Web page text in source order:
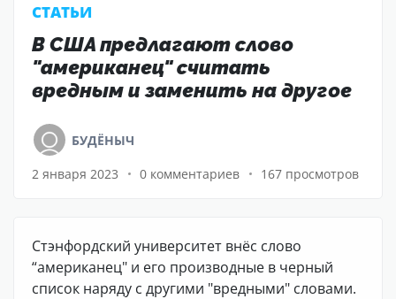
CТАТЬИ
В США предлагают слово
"американец" считать
вредным и заменить на другое
БУДЁНЫЧ
2 января 2023
0 комментариев 167 просмотров
Стэнфордский университет внёс слово
“американец" и его производные в черный
список наряду с другими "вредными" словами.